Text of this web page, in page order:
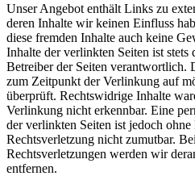
Unser Angebot enthält Links zu
deren Inhalte wir keinen Einfluss
diese fremden Inhalte auch keine
Inhalte der verlinkten Seiten ist
Betreiber der Seiten verantwortlich.
zum Zeitpunkt der Verlinkung auf
überprüft. Rechtswidrige Inhalte
Verlinkung nicht erkennbar. Eine
der verlinkten Seiten ist jedoch
Rechtsverletzung nicht zumutbar.
Rechtsverletzungen werden wir
entfernen.